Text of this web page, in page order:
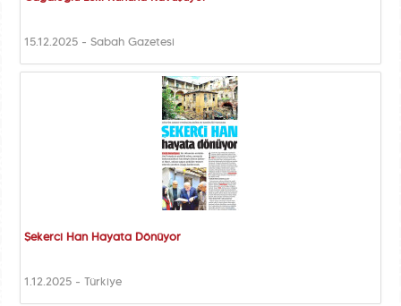
15.12.2025 - Sabah Gazetesi
Şekerci Han Hayata Dönüyor
1.12.2025 - Türkiye